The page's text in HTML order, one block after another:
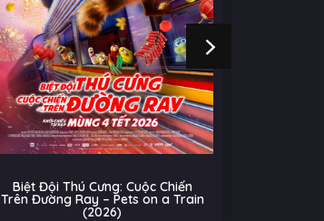
Biệt Đội Thú Cưng: Cuộc Chiến
Trên Đường Ray – Pets on a Train
(2026)